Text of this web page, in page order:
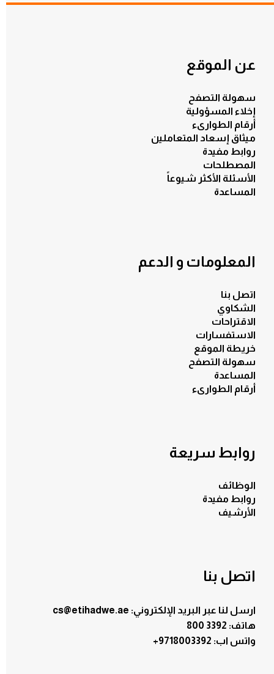
عن الموقع
سهولة التصفح
إخلاء المسؤولية
أرقام الطوارىء
ميثاق إسعاد المتعاملين
روابط مفيدة
المصطلحات
الأسئلة الأكثر شيوعاً
المساعدة
المعلومات و الدعم
اتصل بنا
الشكاوي
الاقتراحات
الاستفسارات
خريطة الموقع
سهولة التصفح
المساعدة
أرقام الطوارىء
روابط سريعة
الوظائف
روابط مفيدة
الأرشيف
اتصل بنا
ارسل لنا عبر البريد الإلكتروني: cs@etihadwe.ae
هاتف: 3392 800
+9718003392 :واتس اب